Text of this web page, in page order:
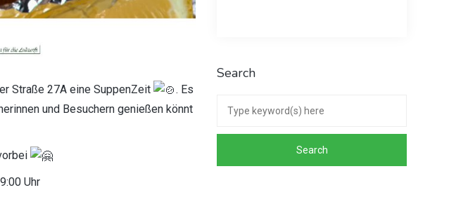
Straße 27A eine SuppenZeit
. Es
und Besuchern genießen könnt
Uhr
Search